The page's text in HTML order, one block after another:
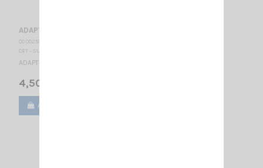
ADAPT- FME M /TNC M
CO 002576
CRT - SUPERSTAR
ADAPT- FME M /TNC M
4,50 €
Ajouter au panier